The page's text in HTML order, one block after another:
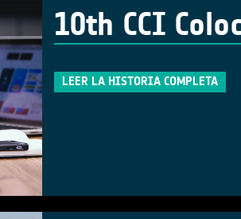
10th CCI
LEER LA HISTORIA COMPLETA